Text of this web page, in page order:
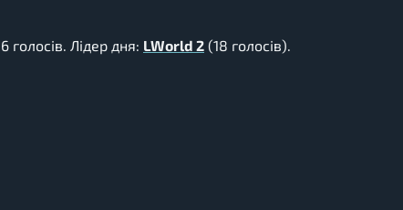
голосів. Лідер дня: LWorld 2 (18 голосів).